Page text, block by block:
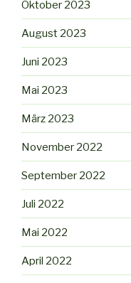
Oktober 2023
August 2023
Juni 2023
Mai 2023
März 2023
November 2022
September 2022
Juli 2022
Mai 2022
April 2022